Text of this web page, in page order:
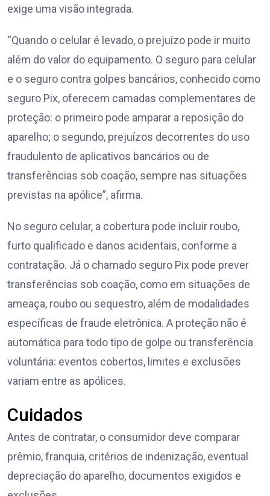
exige uma visão integrada.
“Quando o celular é levado, o prejuízo pode ir muito
além do valor do equipamento. O seguro para celular
e o seguro contra golpes bancários, conhecido como
seguro Pix, oferecem camadas complementares de
proteção: o primeiro pode amparar a reposição do
aparelho; o segundo, prejuízos decorrentes do uso
fraudulento de aplicativos bancários ou de
transferências sob coação, sempre nas situações
previstas na apólice”, afirma.
No seguro celular, a cobertura pode incluir roubo,
furto qualificado e danos acidentais, conforme a
contratação. Já o chamado seguro Pix pode prever
transferências sob coação, como em situações de
ameaça, roubo ou sequestro, além de modalidades
específicas de fraude eletrônica. A proteção não é
automática para todo tipo de golpe ou transferência
voluntária: eventos cobertos, limites e exclusões
variam entre as apólices.
Cuidados
Antes de contratar, o consumidor deve comparar
prêmio, franquia, critérios de indenização, eventual
depreciação do aparelho, documentos exigidos e